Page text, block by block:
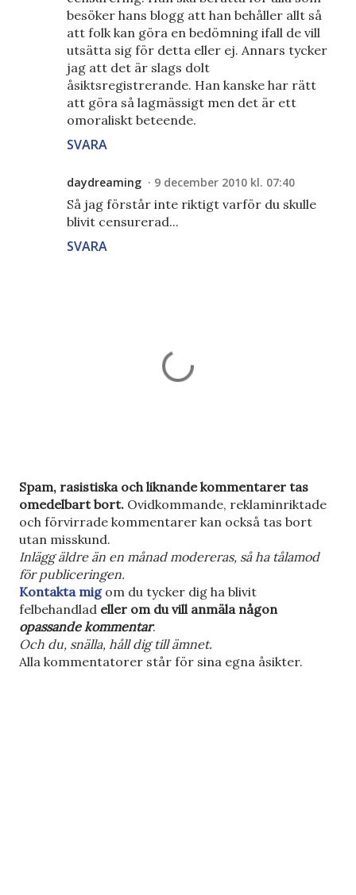
besöker hans blogg att han behåller allt så
att folk kan göra en bedömning ifall de vill
utsätta sig för detta eller ej. Annars tycker
jag att det är slags dolt
åsiktsregistrerande. Han kanske har rätt
att göra så lagmässigt men det är ett
omoraliskt beteende.
SVARA
daydreaming 9 december 2010 kl. 07:40
Så jag förstår inte riktigt varför du skulle
blivit censurerad...
SVARA
S
k
i
c
k
a
e
n
k
o
m
Spam, rasistiska och liknande kommentarer tas
omedelbart bort. Ovidkommande, reklaminriktade
och förvirrade kommentarer kan också tas bort
utan misskund.
Inlägg äldre än en månad modereras, så ha tålamod
för publiceringen.
Kontakta migom du tycker dig ha blivit
felbehandlad eller om du vill anmäla någon
opassande kommentar.
Och du, snälla, håll dig till ämnet.
Alla kommentatorer står för sina egna åsikter.